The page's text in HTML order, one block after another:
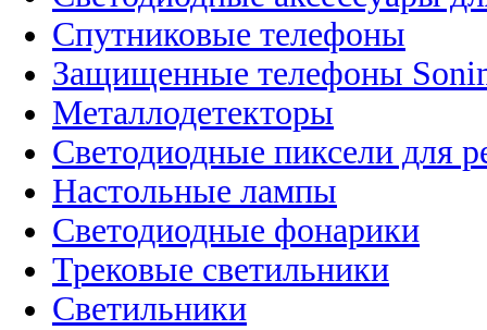
Спутниковые телефоны
Защищенные телефоны
Металлодетекторы
Светодиодные пиксели для
Настольные лампы
Светодиодные фонарики
Трековые светильники
Светильники